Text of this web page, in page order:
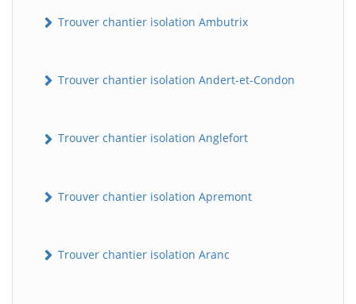
Trouver chantier isolation Ambutrix
Trouver chantier isolation Andert-et-Condon
Trouver chantier isolation Anglefort
Trouver chantier isolation Apremont
Trouver chantier isolation Aranc